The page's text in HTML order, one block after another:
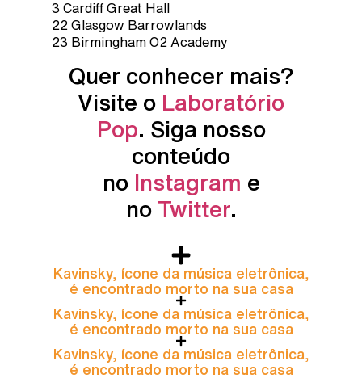
3 Cardiff Great Hall
22 Glasgow Barrowlands
23 Birmingham O2 Academy
Quer conhecer mais?
Visite o Laboratório
Pop. Siga nosso
conteúdo
no Instagram e
no Twitter.
Kavinsky, ícone da música eletrônica,
é encontrado morto na sua casa
Kavinsky, ícone da música eletrônica,
é encontrado morto na sua casa
Kavinsky, ícone da música eletrônica,
é encontrado morto na sua casa